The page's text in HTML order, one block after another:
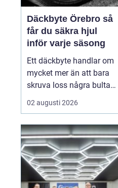
Däckbyte Örebro så
får du säkra hjul
inför varje säsong
Ett däckbyte handlar om
mycket mer än att bara
skruva loss några bultar.
För bilägare i Örebro kan
skillnaden mellan bra
tydligt när första
snöfallet kommer, eller
när sommarregnet gör
vägarna hala. Med rätt
kunskap om däck, da...
02 augusti 2026